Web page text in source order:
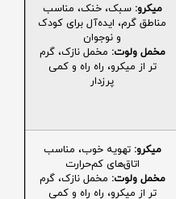
میکرو: سبک، خنک، مناسب
مناطق گرم، ایده‌آل برای کودک
و نوجوان
مخمل ولوت: مخمل نازک، گرم
تر از میکرو، راه راه و کمی
پرزدار
میکرو: تهویه خوب، مناسب
اتاق‌های کم‌حرارت
مخمل ولوت: مخمل نازک، گرم
تر از میکرو، راه راه و کمی